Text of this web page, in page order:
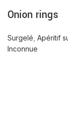
Onion rings
Surgelé Apéritif
Inconnue